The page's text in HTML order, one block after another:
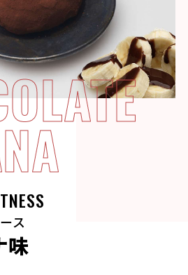
ス
味